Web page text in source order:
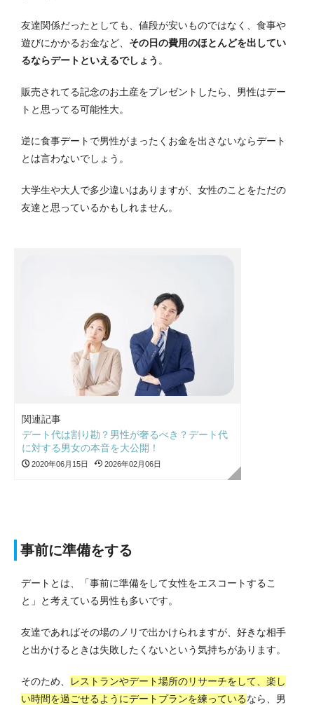
友達関係だったとしても、値段が安いものではなく、食事や
遊びにかかるお金など、 その日の費用のほとんどを出してい
るならデートといえるでしょう 。
販売されてる記念のお土産をプレゼントしたら、男性はデー
トと思ってる可能性大。
逆に食事デートで男性がまったくお金を出さないならデート
とは言わないでしょう。
大学生や大人で多少違いはありますが、女性のことをただの
友達と思っているかもしれません。
関連記事
デート代は割り勘？男性が奢るべき？デート代
に対する男女の本音を大公開！
2020年06月15日 2026年02月06日
事前に準備をする
デートとは、「事前に準備をして女性をエスコートするこ
と」と考えている男性も多いです。
友達であればその場のノリで出かけられますが、好きな相手
と出かけるときは失敗したくないという気持ちがあります。
そのため、
レストランやデート場所のリサーチをして、楽し
い時間を過ごせるようにデートプランを練っているなら、男